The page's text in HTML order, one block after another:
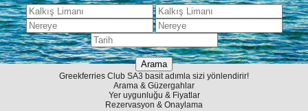
-
Greekferries Club SA3 basit adımla sizi yönlendirir!
Arama & Güzergahlar
Yer uygunluğu & Fiyatlar
Rezervasyon & Onaylama